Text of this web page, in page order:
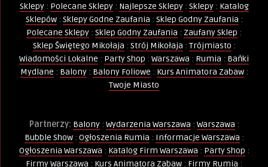
Sklepy: Polecane Sklepy: Najlepsze Sklepy: Sklepy: Katalog
Sklepów: Sklepy Godne Zaufania : Sklep Godny Zaufania :
Polecane Sklepy : Sklep Godny Zaufania : Zaufany Sklep :
Sklep Świętego Mikołaja : Strój Mikołaja : Trójmiasto :
Wiadomości Lokalne : Party Shop : Warszawa : Rumia : Bańki
Mydlane : Balony: Balony Foliowe : Kurs Animatora Zabaw:
Twoje Miasto
Partnerzy: Balony: Wydarzenia Warszawa : Warszawa :
Bubble Show: Ogłoszenia Rumia : Informacje Warszawa :
Ogłoszenia Warszawa : Katalog Firm Warszawa : Party Shop :
Firmy Warszawa : Kurs Animatora Zabaw : Firmy Rumia :